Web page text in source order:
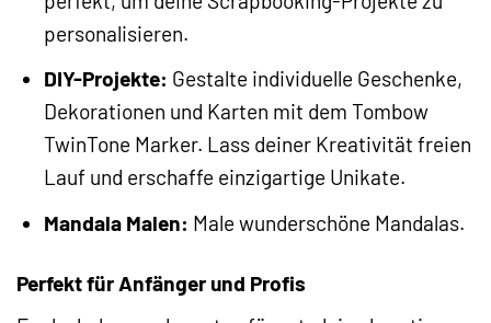
personalisieren.
DIY-Projekte: Gestalte individuelle Geschenke,
Dekorationen und Karten mit dem Tombow
TwinTone Marker. Lass deiner Kreativität freien
Lauf und erschaffe einzigartige Unikate.
Mandala Malen: Male wunderschöne Mandalas.
Perfekt für Anfänger und Profis